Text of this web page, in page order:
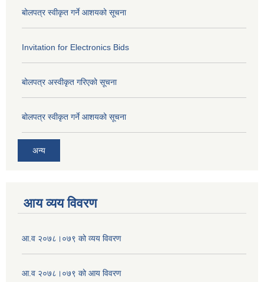
बोलपत्र स्वीकृत गर्ने आशयको सूचना
Invitation for Electronics Bids
बोलपत्र अस्वीकृत गरिएको सूचना
बोलपत्र स्वीकृत गर्ने आशयको सूचना
अन्य
आय व्यय विवरण
आ.व २०७८।०७९ को व्यय विवरण
आ.व २०७८।०७९ को आय विवरण